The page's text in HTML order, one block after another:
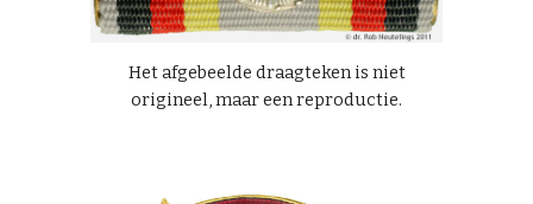
Het afgebeelde draagteken is niet
origineel, maar een reproductie.